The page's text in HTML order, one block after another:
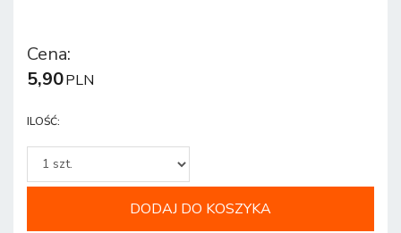
Cena:
5,90PLN
ILOŚĆ:
DODAJ DO KOSZYKA